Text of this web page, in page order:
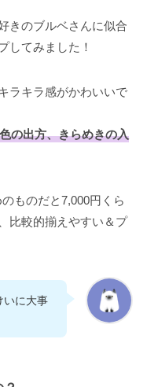
きのブルベさんに似合
してみました！
ラキラ感がかわいいで
の出方、きらめきの入
ものだと7,000円くら
比較的揃えやすい＆プ
いに大事